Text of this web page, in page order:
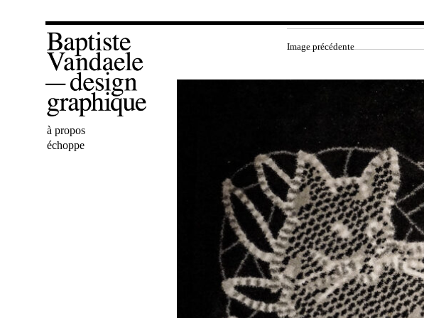
Baptiste
Bienvenue
à propos
échoppe
Image précédente